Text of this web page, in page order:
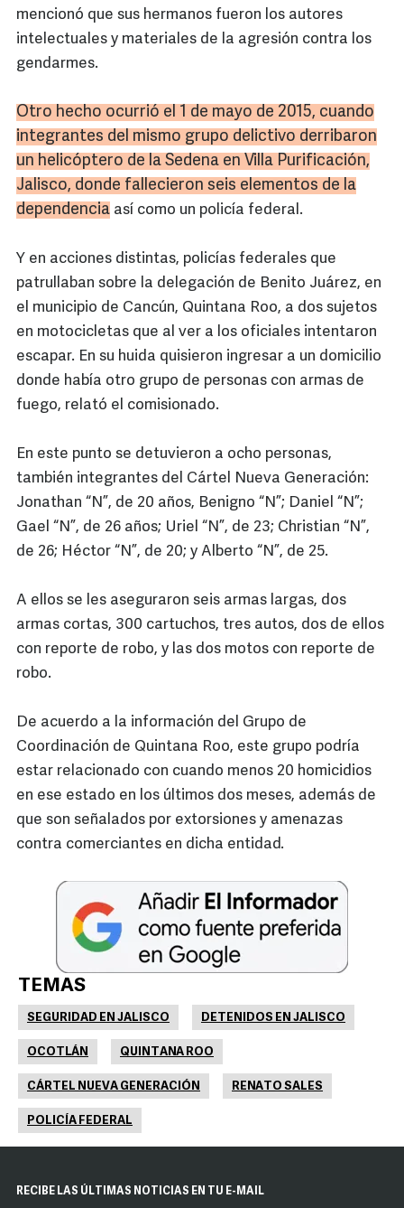
mencionó que sus hermanos fueron los autores
intelectuales y materiales de la agresión contra los
gendarmes.
Otro hecho ocurrió el 1 de mayo de 2015, cuando
integrantes del mismo grupo delictivo derribaron
un helicóptero de la Sedena en Villa Purificación,
Jalisco, donde fallecieron seis elementos de la
dependencia así como un policía federal.
Y en acciones distintas, policías federales que
patrullaban sobre la delegación de Benito Juárez, en
el municipio de Cancún, Quintana Roo, a dos sujetos
en motocicletas que al ver a los oficiales intentaron
escapar. En su huida quisieron ingresar a un domicilio
donde había otro grupo de personas con armas de
fuego, relató el comisionado.
En este punto se detuvieron a ocho personas,
también integrantes del Cártel Nueva Generación:
Jonathan “N”, de 20 años, Benigno “N”; Daniel “N”;
Gael “N”, de 26 años; Uriel “N”, de 23; Christian “N”,
de 26; Héctor “N”, de 20; y Alberto “N”, de 25.
A ellos se les aseguraron seis armas largas, dos
armas cortas, 300 cartuchos, tres autos, dos de ellos
con reporte de robo, y las dos motos con reporte de
robo.
De acuerdo a la información del Grupo de
Coordinación de Quintana Roo, este grupo podría
estar relacionado con cuando menos 20 homicidios
en ese estado en los últimos dos meses, además de
que son señalados por extorsiones y amenazas
contra comerciantes en dicha entidad.
TEMAS
SEGURIDAD EN JALISCO DETENIDOS EN JALISCO
OCOTLÁN QUINTANA ROO
CÁRTEL NUEVA GENERACIÓN RENATO SALES
POLICÍA FEDERAL
RECIBE LAS ÚLTIMAS NOTICIAS EN TU E-MAIL